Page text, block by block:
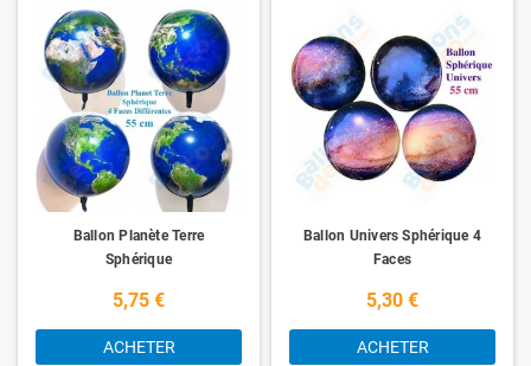
Ballon Planète Terre
Sphérique
5,75 €
ACHETER
Ballon Univers Sphérique 4
Faces
5,30 €
ACHETER